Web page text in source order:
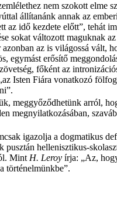
nem szokott elme
állítanánk annak az
az idő kezdete előtt”, tehát
sokat változott maguknak
az is világossá vált,
egymást erősítő
főként az
Isten Fiára vonatkozó
meggyőződhetünk arról,
megnyilatkozásában,
igazolja a dogmatikus
hellenisztikus-
Mint H. Leroy írja: „Az,
történelmünkbe”.